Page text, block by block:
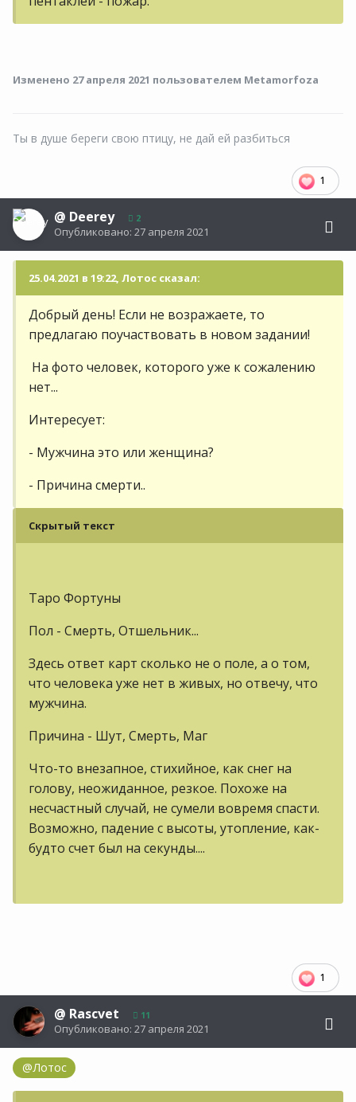
Изменено 27 апреля 2021 пользователем Metamorfoza
1
Ты в душе береги свою птицу, не дай ей разбиться
@ Deerey 2
Опубликовано: 27 апреля 2021
25.04.2021 в 19:22, Лотос сказал:
Добрый день! Если не возражаете, то
предлагаю поучаствовать в новом задании!
На фото человек, которого уже к сожалению
нет...
Интересует:
- Мужчина это или женщина?
- Причина смерти..
Скрытый текст
Таро Фортуны
Пол - Смерть, Отшельник...
Здесь ответ карт сколько не о поле, а о том,
что человека уже нет в живых, но отвечу, что
мужчина.
Причина - Шут, Смерть, Маг
Что-то внезапное, стихийное, как снег на
голову, неожиданное, резкое. Похоже на
несчастный случай, не сумели вовремя спасти.
Возможно, падение с высоты, утопление, как-
будто счет был на секунды....
1
@ Rascvet 11
Опубликовано: 27 апреля 2021
@Лотос